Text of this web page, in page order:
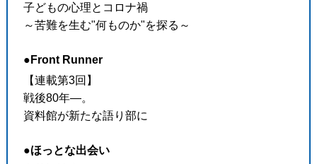
子どもの心理とコロナ禍
～苦難を生む"何ものか"を探る～
●Front Runner
【連載第3回】
戦後80年―。
資料館が新たな語り部に
●ほっとな出会い